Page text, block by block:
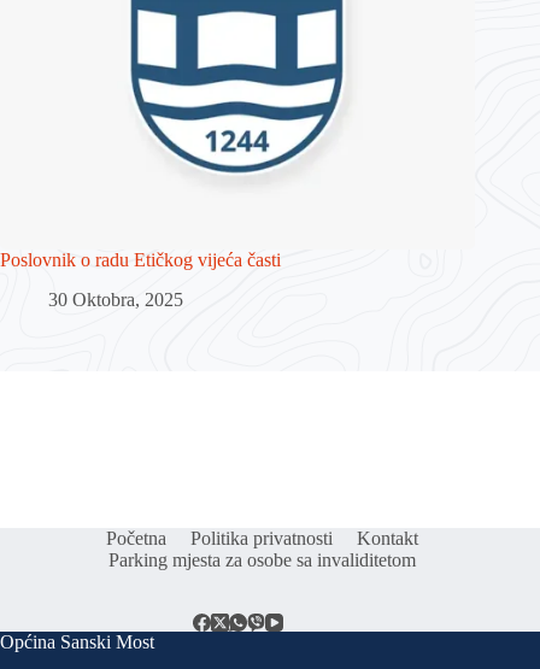
Poslovnik o radu Etičkog vijeća časti
30 Oktobra, 2025
Početna Politika privatnosti
Kontakt
Parking mjesta za osobe sa invaliditetom
Općina Sanski Most